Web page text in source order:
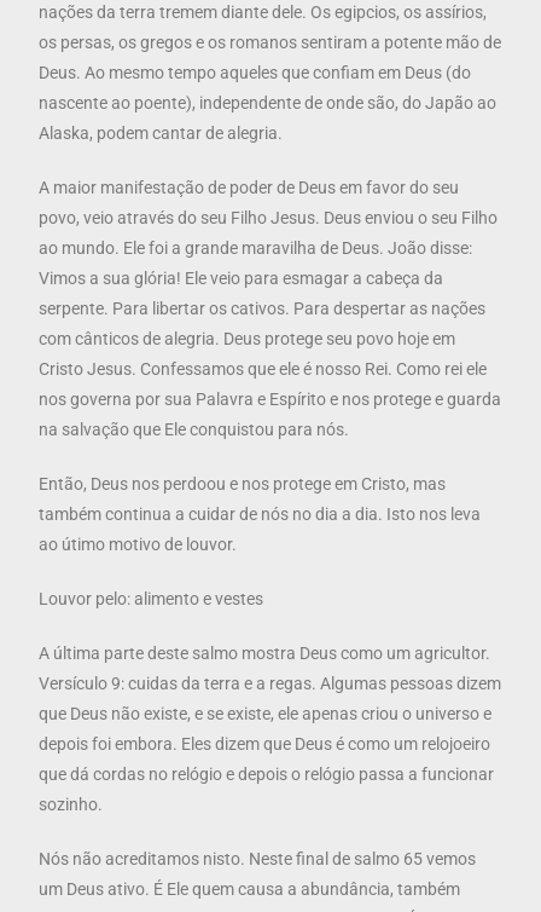
nações da terra tremem diante dele. Os egipcios, os assírios,
os persas, os gregos e os romanos sentiram a potente mão de
Deus. Ao mesmo tempo aqueles que confiam em Deus (do
nascente ao poente), independente de onde são, do Japão ao
Alaska, podem cantar de alegria.
A maior manifestação de poder de Deus em favor do seu
povo, veio através do seu Filho Jesus. Deus enviou o seu Filho
ao mundo. Ele foi a grande maravilha de Deus. João disse:
Vimos a sua glória! Ele veio para esmagar a cabeça da
serpente. Para libertar os cativos. Para despertar as nações
com cânticos de alegria. Deus protege seu povo hoje em
Cristo Jesus. Confessamos que ele é nosso Rei. Como rei ele
nos governa por sua Palavra e Espírito e nos protege e guarda
na salvação que Ele conquistou para nós.
Então, Deus nos perdoou e nos protege em Cristo, mas
também continua a cuidar de nós no dia a dia. Isto nos leva
ao útimo motivo de louvor.
Louvor pelo: alimento e vestes
A última parte deste salmo mostra Deus como um agricultor.
Versículo 9: cuidas da terra e a regas. Algumas pessoas dizem
que Deus não existe, e se existe, ele apenas criou o universo e
depois foi embora. Eles dizem que Deus é como um relojoeiro
que dá cordas no relógio e depois o relógio passa a funcionar
sozinho.
Nós não acreditamos nisto. Neste final de salmo 65 vemos
um Deus ativo. É Ele quem causa a abundância, também